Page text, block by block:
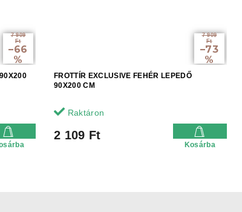
7 909
Ft
–66
%
7 909
Ft
–73
%
FROTTÍR EXCLUSIVE FEHÉR LEPEDŐ
90X200 CM
Raktáron
2 109 Ft
Kosárba